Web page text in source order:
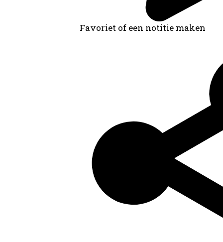
Favoriet of een notitie maken